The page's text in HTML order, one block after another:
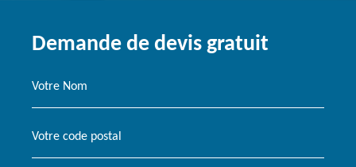
Demande de devis gratuit